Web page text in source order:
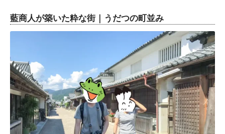
藍商人が築いた粋な街｜うだつの町並み